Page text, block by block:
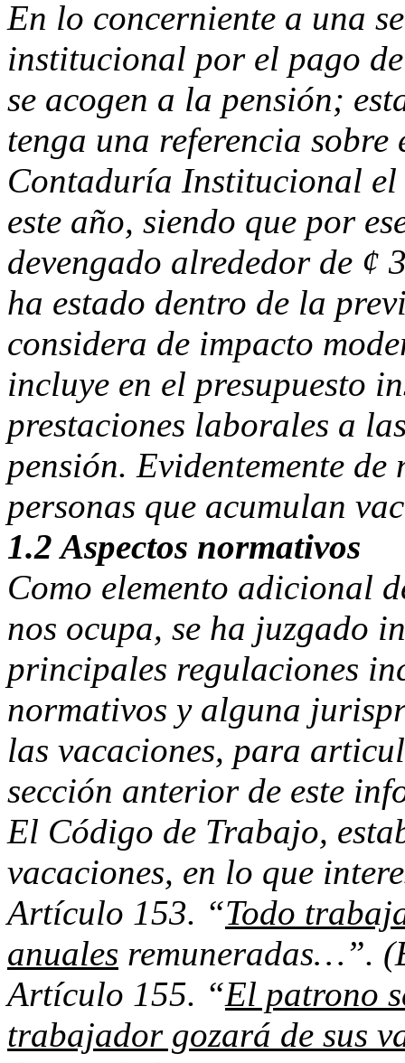
En lo concerniente a una
institucional por el pago
se acogen a la pensión;
tenga una referencia
Contaduría Institucional el
este año, siendo que por
devengado alrededor de ¢
ha estado dentro de la
considera de impacto
incluye en el presupuesto
prestaciones laborales a
pensión. Evidentemente
personas que acumulan
1.2 Aspectos normativos
Como elemento adicional
nos ocupa, se ha juzgado
principales regulaciones
normativos y alguna
las vacaciones, para
sección anterior de este
El Código de Trabajo,
vacaciones, en lo que
Artículo 153. “Todo
anuales remuneradas…”.
Artículo 155. “El patrono
trabajador gozará de sus